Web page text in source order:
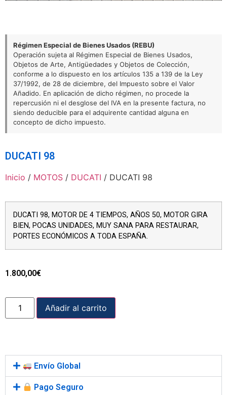
Régimen Especial de Bienes Usados (REBU)
Operación sujeta al Régimen Especial de Bienes Usados,
Objetos de Arte, Antigüedades y Objetos de Colección,
conforme a lo dispuesto en los artículos 135 a 139 de la Ley
37/1992, de 28 de diciembre, del Impuesto sobre el Valor
Añadido. En aplicación de dicho régimen, no procede la
repercusión ni el desglose del IVA en la presente factura, no
siendo deducible para el adquirente cantidad alguna en
concepto de dicho impuesto.
DUCATI 98
Inicio / MOTOS / DUCATI / DUCATI 98
DUCATI 98, MOTOR DE 4 TIEMPOS, AÑOS 50, MOTOR GIRA
BIEN, POCAS UNIDADES, MUY SANA PARA RESTAURAR,
PORTES ECONÓMICOS A TODA ESPAÑA.
1.800,00€
Añadir al carrito
Envío Global
Pago Seguro